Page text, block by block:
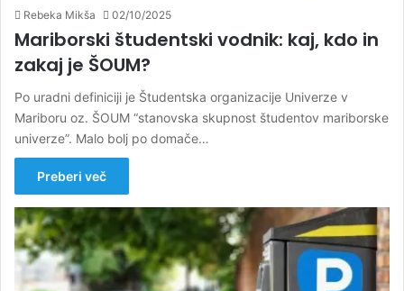
Rebeka Mikša 02/10/2025
Mariborski študentski vodnik: kaj, kdo in
zakaj je ŠOUM?
Po uradni definiciji je Študentska organizacije Univerze v
Mariboru oz. ŠOUM “stanovska skupnost študentov mariborske
univerze”. Malo bolj po domače…
Preberi več